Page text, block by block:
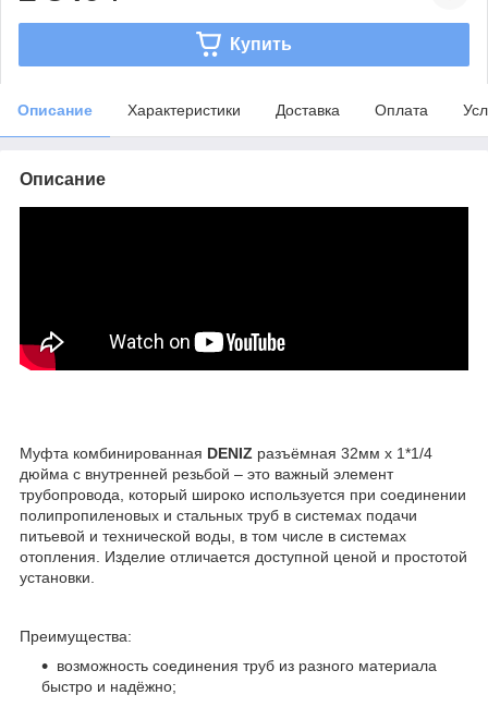
Купить
Описание Характеристики Доставка Оплата
Описание
Муфта комбинированная DENIZ разъёмная 32мм x 1*1/4
дюйма с внутренней резьбой – это важный элемент
трубопровода, который широко используется при соединении
полипропиленовых и стальных труб в системах подачи
питьевой и технической воды, в том числе в системах
отопления. Изделие отличается доступной ценой и простотой
установки.
Преимущества:
возможность соединения труб из разного материала
быстро и надёжно;